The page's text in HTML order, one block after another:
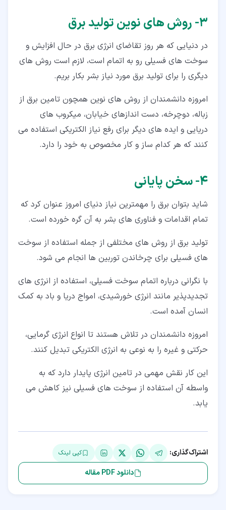
۳‏- روش های نوین تولید برق
در دنیایی که هر روز تقاضای انرژی برق در حال افزایش و
سوخت های فسیلی رو به اتمام است، لازم است روش های
دیگری را برای تولید برق مورد نیاز بشر بکار بریم.
امروزه دانشمندان از روش های نوین همچون تامین برق از
زباله، دوچرخه، دست اندازهای خیابان، میکروب های
دریایی و ایده های دیگر برای رفع نیاز الکتریکی استفاده می
کنند که هر کدام ساز و کار مخصوص به خود را دارد.
۴‏- سخن پایانی
شاید بتوان برق را مهمترین نیاز دنیای امروز عنوان کرد که
تمام اقدامات و فناوری های بشر به آن گره خورده است.
تولید برق از روش های مختلفی از جمله استفاده از سوخت
های فسیلی برای چرخاندن توربین ها انجام می شود.
با نگرانی درباره اتمام سوخت فسیلی، استفاده از انرژی های
تجدیدپذیر مانند انرژی خورشیدی، امواج دریا و باد به کمک
انسان آمده است.
امروزه دانشمندان در تلاش هستند تا انواع انرژی گرمایی،
حرکتی و غیره را به نوعی به انرژی الکتریکی تبدیل کنند.
این کار نقش مهمی در تامین انرژی پایدار دارد که به
واسطه آن استفاده از سوخت های فسیلی نیز کاهش می
یابد.
اشتراک‌گذاری: کپی لینک
دانلود PDF مقاله